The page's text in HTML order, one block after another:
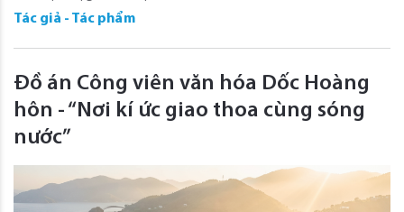
Tác giả - Tác phẩm
Đồ án Công viên văn hóa Dốc Hoàng
hôn - “Nơi kí ức giao thoa cùng sóng
nước”